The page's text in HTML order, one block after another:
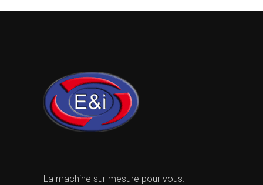
La machine sur mesure pour vous.